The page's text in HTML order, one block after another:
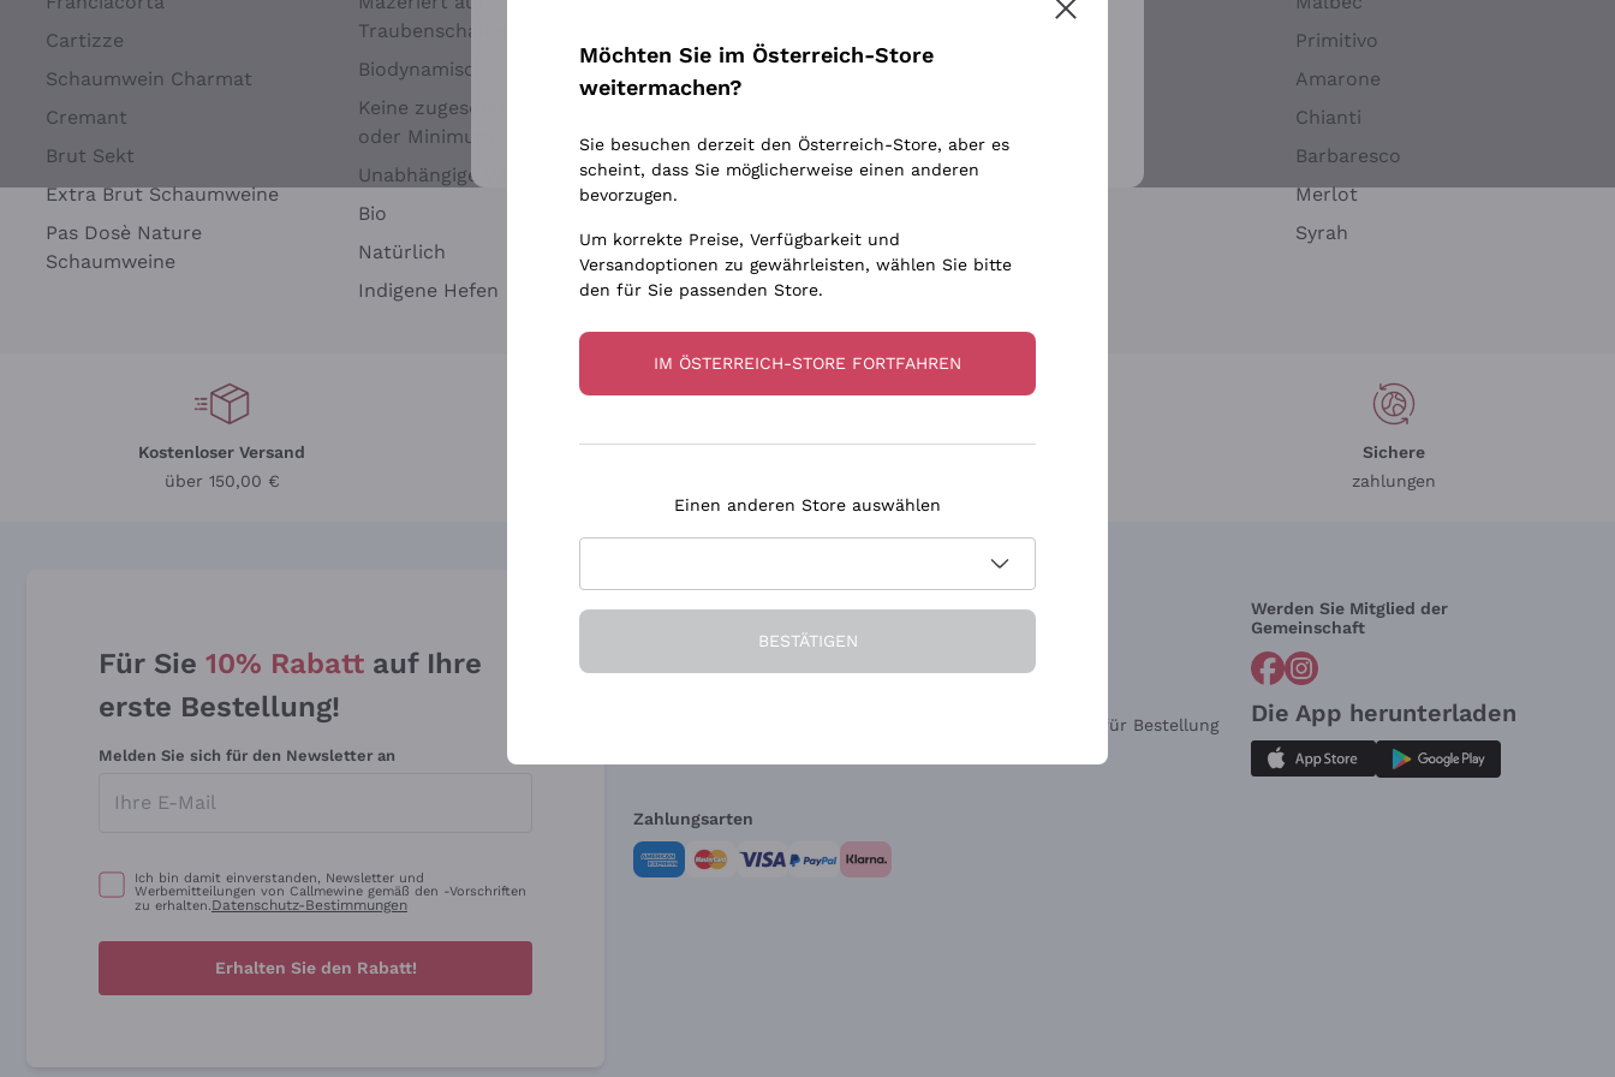
Cartizze
Schaumwein Charmat
Cremant
Brut Sekt
Extra Brut Schaumweine
Pas Dosè Nature
Schaumweine
Traubenschalen
Biodynamisch
Keine zugesetzten Sulfite
oder Minimum
Unabhängige Weinbauern
Bio
Natürlich
Indigene Hefen
Occhipinti Arianna
Biondi Santi
Argiolas
Zenato
Ca' dei Frati
Chardonnay
Primitivo
Amarone
Chianti
Barbaresco
Merlot
Syrah
Kostenloser Versand
über 150,00 €
Sichere
zahlungen
Für Sie 10% Rabatt auf Ihre
erste Bestellung!
Melden Sie sich für den Newsletter an
Ich bin damit einverstanden, Newsletter und
Werbemitteilungen von Callmewine gemäß den -Vorschriften
zu erhalten.Datenschutz-Bestimmungen
Erhalten Sie den Rabatt!
Die Firma Brauchen Sie Hilfe?
Widerrufsformular für Bestellung
Werden Sie Mitglied der
Gemeinschaft
Die App herunterladen
Zahlungsarten
Weitere Informationen finden Sie in unserem Datenschutz-Bestimmungen
Möchten Sie im Österreich-Store
weitermachen?
Sie besuchen derzeit den Österreich-Store, aber es
scheint, dass Sie möglicherweise einen anderen
bevorzugen.
Um korrekte Preise, Verfügbarkeit und
Versandoptionen zu gewährleisten, wählen Sie bitte
den für Sie passenden Store.
IM ÖSTERREICH-STORE FORTFAHREN
Einen anderen Store auswählen
BESTÄTIGEN